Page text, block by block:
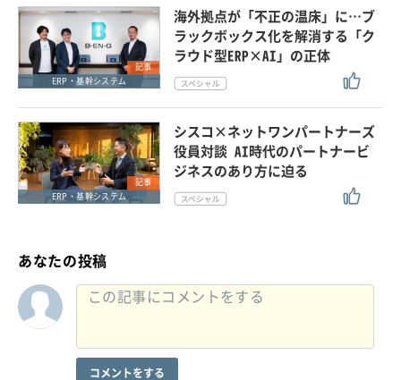
記事
ERP・基幹システム
海外拠点が「不正の温床」に…ブ
ラックボックス化を解消する「ク
ラウド型ERP×AI」の正体
記事
ERP・基幹システム
シスコ×ネットワンパートナーズ
役員対談 AI時代のパートナービ
ジネスのあり方に迫る
あなたの投稿
コメントをする